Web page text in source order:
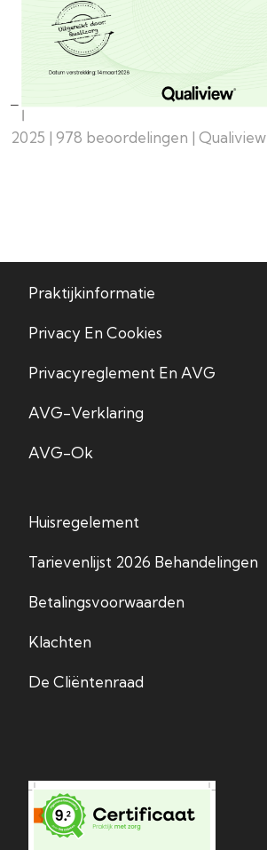
2025 | 978 beoordelingen | Qualiview
Praktijkinformatie
Privacy En Cookies
Privacyreglement En AVG
AVG-Verklaring
AVG-Ok
Huisregelement
Tarievenlijst 2026 Behandelingen
Betalingsvoorwaarden
Klachten
De Cliëntenraad